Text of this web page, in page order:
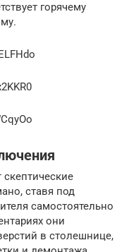
горячему
ставя под
самостоятельно
они
в столешнице,